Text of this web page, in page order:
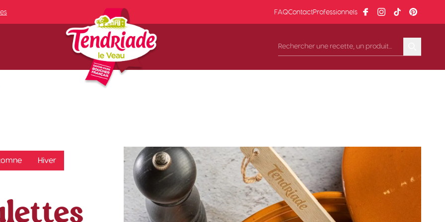
FAQContactProfessionnels
Search
Search
Hiver